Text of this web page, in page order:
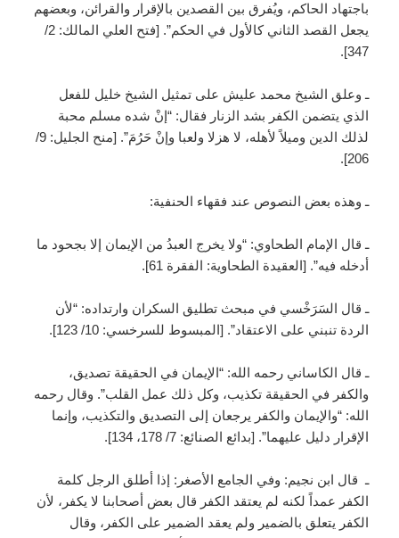
باجتهاد الحاكم، ويُفرق بين القصدين بالإقرار والقرائن، وبعضهم
يجعل القصد الثاني كالأول في الحكم”. [فتح العلي المالك: 2/
347].
ـ وعلق الشيخ محمد عليش على تمثيل الشيخ خليل للفعل
الذي يتضمن الكفر بشد الزنار فقال: “إنْ شده مسلم محبة
لذلك الدين وميلاً لأهله، لا هزلا ولعبا وإنْ حَرُمَ”. [منح الجليل: 9/
206].
ـ وهذه بعض النصوص عند فقهاء الحنفية:
ـ قال الإمام الطحاوي: “ولا يخرج العبدُ من الإيمان إلا بجحود ما
أدخله فيه”. [العقيدة الطحاوية: الفقرة 61].
ـ قال السَرَخْسي في مبحث تطليق السكران وارتداده: “لأن
الردة تنبني على الاعتقاد”. [المبسوط للسرخسي: 10/ 123].
ـ قال الكاساني رحمه الله: “الإيمان في الحقيقة تصديق،
والكفر في الحقيقة تكذيب، وكل ذلك عمل القلب”. وقال رحمه
الله: “والإيمان والكفر يرجعان إلى التصديق والتكذيب، وإنما
الإقرار دليل عليهما”. [بدائع الصنائع: 7/ 178، 134].
ـ قال ابن نجيم: وفي الجامع الأصغر: إذا أطلق الرجل كلمة
الكفر عمداً لكنه لم يعتقد الكفر قال بعض أصحابنا لا يكفر، لأن
الكفر يتعلق بالضمير ولم يعقد الضمير على الكفر، وقال